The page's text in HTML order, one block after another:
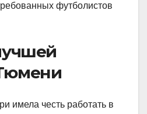
футболистов
имела честь работать в